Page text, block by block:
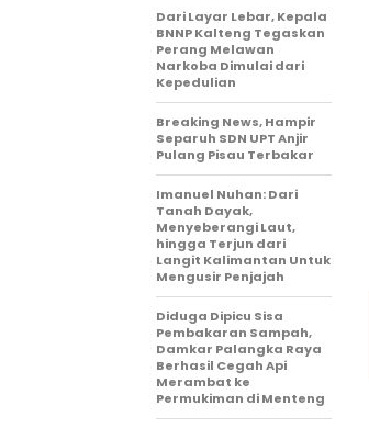
Dari Layar Lebar, Kepala
BNNP Kalteng Tegaskan
Perang Melawan
Narkoba Dimulai dari
Kepedulian
Breaking News, Hampir
Separuh SDN UPT Anjir
Pulang Pisau Terbakar
Imanuel Nuhan: Dari
Tanah Dayak,
Menyeberangi Laut,
hingga Terjun dari
Langit Kalimantan Untuk
Mengusir Penjajah
Diduga Dipicu Sisa
Pembakaran Sampah,
Damkar Palangka Raya
Berhasil Cegah Api
Merambat ke
Permukiman di Menteng